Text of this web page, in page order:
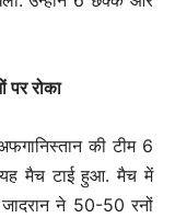
रोका
की टीम 6
मैच टाई हुआ. मैच में
जादरान ने 50-50 रनों